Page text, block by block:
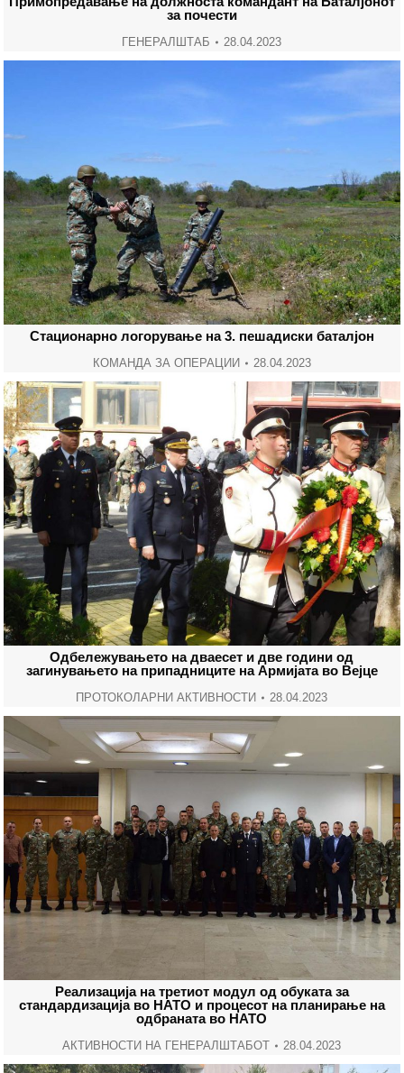
за почести
ГЕНЕРАЛШТАБ 28.04.2023
Стационарно логорување на 3. пешадиски баталјон
КОМАНДА ЗА ОПЕРАЦИИ 28.04.2023
Одбележувањето на дваесет и две години од
загинувањето на припадниците на Армијата во Вејце
ПРОТОКОЛАРНИ АКТИВНОСТИ 28.04.2023
Реализација на третиот модул од обуката за
стандардизација во НАТО и процесот на планирање на
одбраната во НАТО
АКТИВНОСТИ НА ГЕНЕРАЛШТАБОТ 28.04.2023